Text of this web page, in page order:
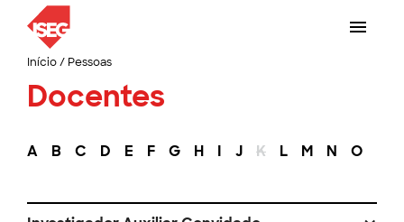
Início/ Pessoas
Docentes
A B C D E F G H I J K L M N O